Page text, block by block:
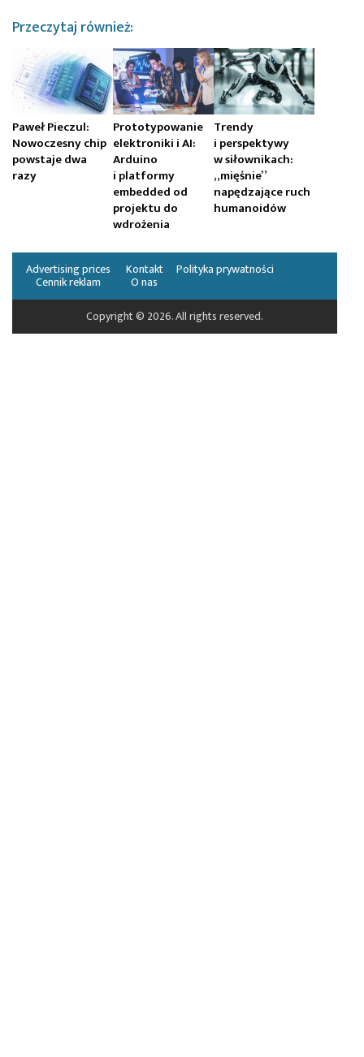
Przeczytaj również:
Paweł Pieczul:
Nowoczesny chip
powstaje dwa
razy
Prototypowanie
elektroniki i AI:
Arduino
i platformy
embedded od
projektu do
wdrożenia
Trendy
i perspektywy
w siłownikach:
„mięśnie”
napędzające ruch
humanoidów
Cennik reklam
Advertising prices Kontakt
O nas
Polityka prywatności
Copyright © 2026. All rights reserved.